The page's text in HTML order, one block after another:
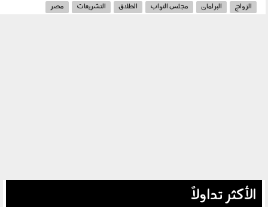
الزواج البرلمان مجلس النواب الطلاق التشريعات مصر
الأكثر تداولاً